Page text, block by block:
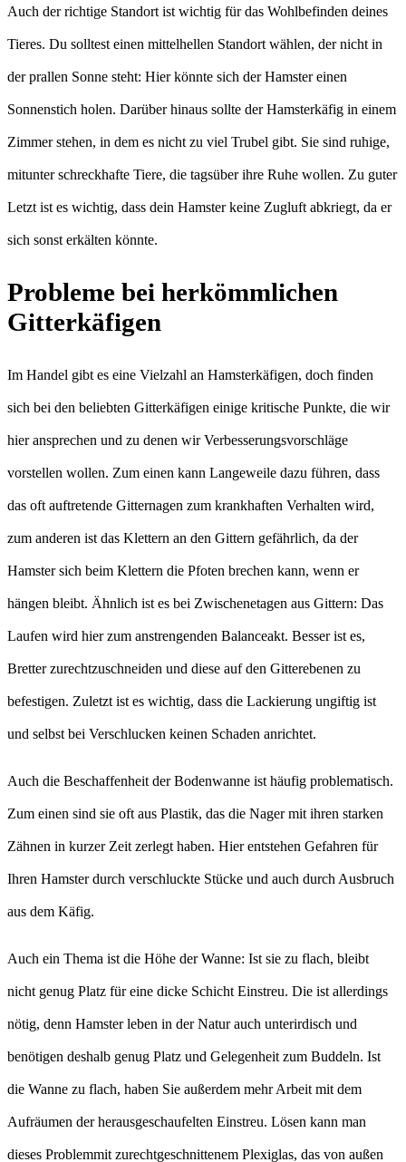
Auch der richtige Standort ist wichtig für das Wohlbefinden deines
Tieres. Du solltest einen mittelhellen Standort wählen, der nicht in
der prallen Sonne steht: Hier könnte sich der Hamster einen
Sonnenstich holen. Darüber hinaus sollte der Hamsterkäfig in einem
Zimmer stehen, in dem es nicht zu viel Trubel gibt. Sie sind ruhige,
mitunter schreckhafte Tiere, die tagsüber ihre Ruhe wollen. Zu guter
Letzt ist es wichtig, dass dein Hamster keine Zugluft abkriegt, da er
sich sonst erkälten könnte.
Probleme bei herkömmlichen
Gitterkäfigen
Im Handel gibt es eine Vielzahl an Hamsterkäfigen, doch finden
sich bei den beliebten Gitterkäfigen einige kritische Punkte, die wir
hier ansprechen und zu denen wir Verbesserungsvorschläge
vorstellen wollen. Zum einen kann Langeweile dazu führen, dass
das oft auftretende Gitternagen zum krankhaften Verhalten wird,
zum anderen ist das Klettern an den Gittern gefährlich, da der
Hamster sich beim Klettern die Pfoten brechen kann, wenn er
hängen bleibt. Ähnlich ist es bei Zwischenetagen aus Gittern: Das
Laufen wird hier zum anstrengenden Balanceakt. Besser ist es,
Bretter zurechtzuschneiden und diese auf den Gitterebenen zu
befestigen. Zuletzt ist es wichtig, dass die Lackierung ungiftig ist
und selbst bei Verschlucken keinen Schaden anrichtet.
Auch die Beschaffenheit der Bodenwanne ist häufig problematisch.
Zum einen sind sie oft aus Plastik, das die Nager mit ihren starken
Zähnen in kurzer Zeit zerlegt haben. Hier entstehen Gefahren für
Ihren Hamster durch verschluckte Stücke und auch durch Ausbruch
aus dem Käfig.
Auch ein Thema ist die Höhe der Wanne: Ist sie zu flach, bleibt
nicht genug Platz für eine dicke Schicht Einstreu. Die ist allerdings
nötig, denn Hamster leben in der Natur auch unterirdisch und
benötigen deshalb genug Platz und Gelegenheit zum Buddeln. Ist
die Wanne zu flach, haben Sie außerdem mehr Arbeit mit dem
Aufräumen der herausgeschaufelten Einstreu. Lösen kann man
dieses Problemmit zurechtgeschnittenem Plexiglas, das von außen